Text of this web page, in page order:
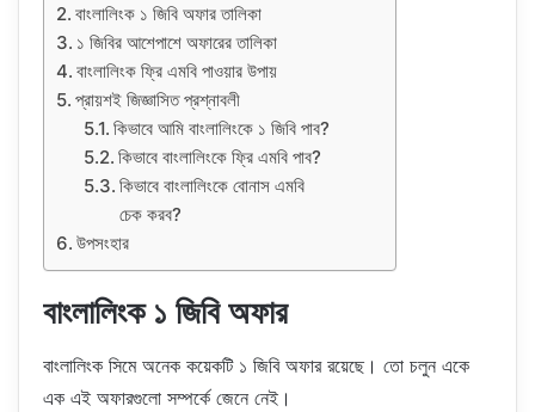
বাংলালিংক ১ জিবি অফার তালিকা
১ জিবির আশেপাশে অফারের তালিকা
বাংলালিংক ফ্রি এমবি পাওয়ার উপায়
প্রায়শই জিজ্ঞাসিত প্রশ্নাবলী
কিভাবে আমি বাংলালিংকে ১ জিবি পাব?
কিভাবে বাংলালিংকে ফ্রি এমবি পাব?
কিভাবে বাংলালিংকে বোনাস এমবি
চেক করব?
উপসংহার
বাংলালিংক ১ জিবি অফার
বাংলালিংক সিমে অনেক কয়েকটি ১ জিবি অফার রয়েছে। তো চলুন একে
এক এই অফারগুলো সম্পর্কে জেনে নেই।